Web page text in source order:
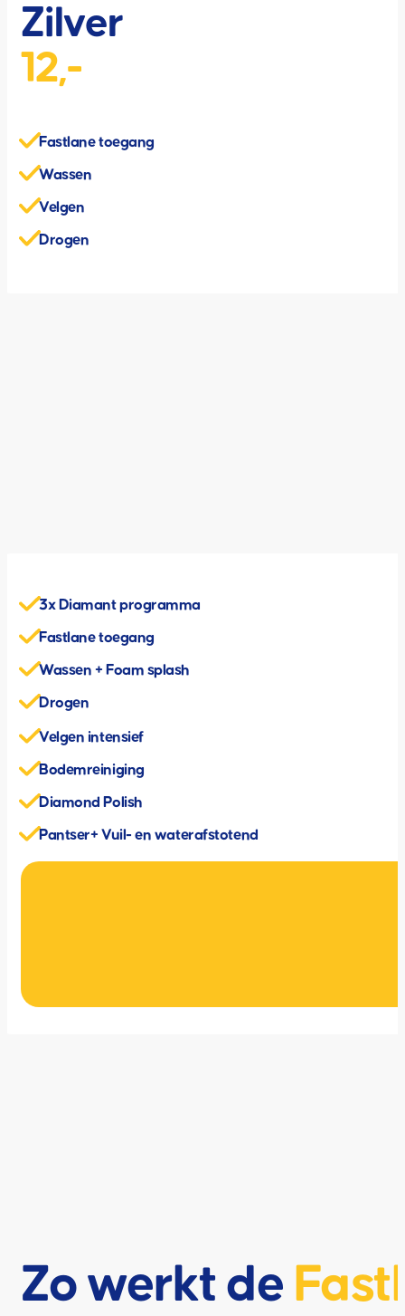
Zilver
12,-
Fastlane toegang
Wassen
Velgen
Drogen
3x Diamant programma
Fastlane toegang
Wassen + Foam splash
Drogen
Velgen intensief
Bodemreiniging
Diamond Polish
Pantser+ Vuil- en waterafstotend
Zo werkt de